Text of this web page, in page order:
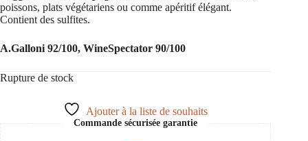
poissons, plats végétariens ou comme apéritif élégant.
Contient des sulfites.
A.Galloni 92/100, WineSpectator 90/100
Rupture de stock
Ajouter à la liste de souhaits
Commande sécurisée garantie